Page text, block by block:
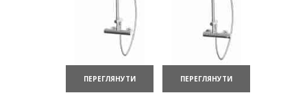
ПЕРЕГЛЯНУТИ ПЕРЕГЛЯНУТИ